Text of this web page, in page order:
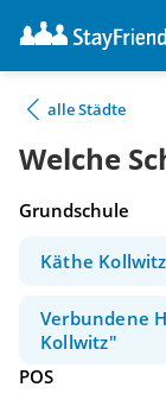
alle Städte
Welche
Grundschule
Käthe
Verbundene
Kollwitz"
POS